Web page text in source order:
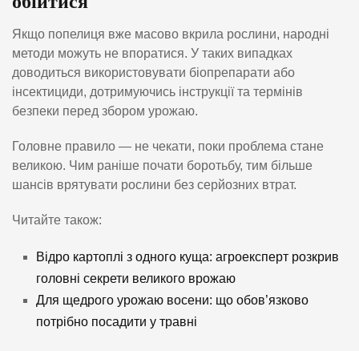
Якщо попелиця вже масово вкрила рослини, народні
методи можуть не впоратися. У таких випадках
доводиться використовувати біопрепарати або
інсектициди, дотримуючись інструкції та термінів
безпеки перед збором урожаю.
Головне правило — не чекати, поки проблема стане
великою. Чим раніше почати боротьбу, тим більше
шансів врятувати рослини без серйозних втрат.
Читайте також:
Відро картоплі з одного куща: агроексперт розкрив
головні секрети великого врожаю
Для щедрого урожаю восени: що обов’язково
потрібно посадити у травні